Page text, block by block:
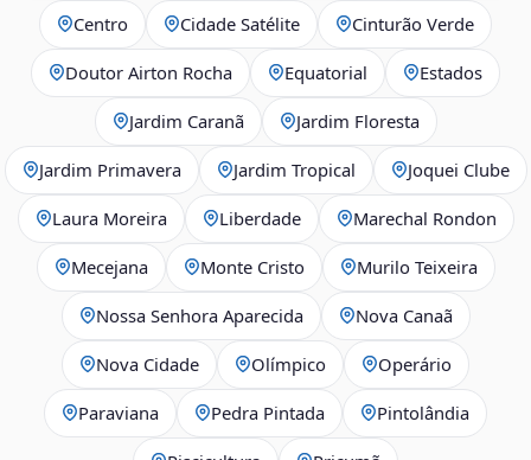
Centro Cidade Satélite Cinturão Verde
Doutor Airton Rocha Equatorial Estados
Jardim Caranã Jardim Floresta
Jardim Primavera Jardim Tropical Joquei Clube
Laura Moreira Liberdade Marechal Rondon
Mecejana Monte Cristo Murilo Teixeira
Nossa Senhora Aparecida Nova Canaã
Nova Cidade Olímpico Operário
Paraviana Pedra Pintada Pintolândia